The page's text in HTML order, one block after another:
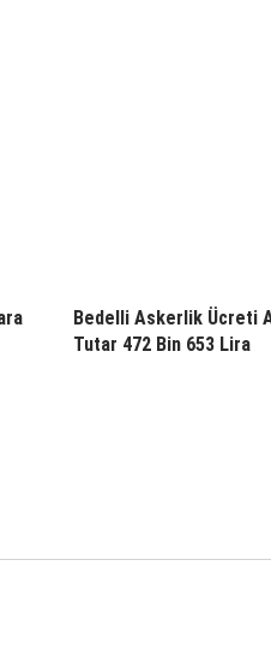
Bedelli Askerlik Ücreti
Tutar 472 Bin 653 Lira